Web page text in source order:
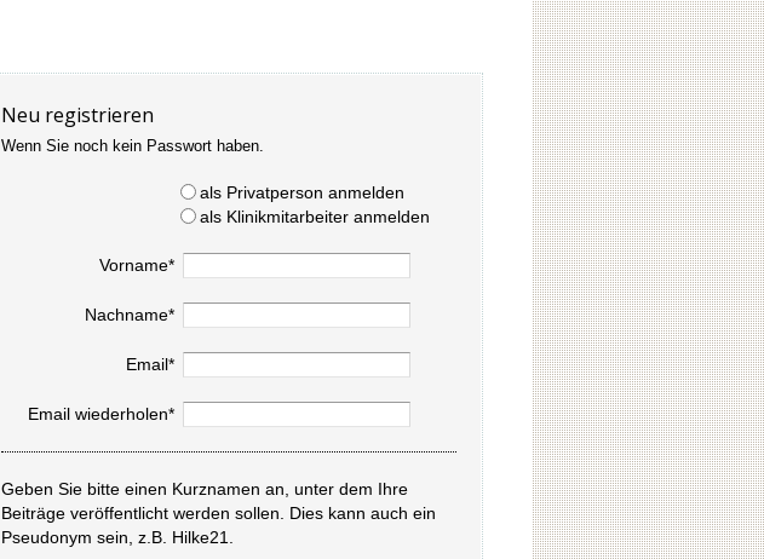
Neu registrieren
Wenn Sie noch kein Passwort haben.
als Privatperson anmelden
als Klinikmitarbeiter anmelden
Vorname*
Nachname*
Email*
Email wiederholen*
Geben Sie bitte einen Kurznamen an, unter dem Ihre
Beiträge veröffentlicht werden sollen. Dies kann auch ein
Pseudonym sein, z.B. Hilke21.